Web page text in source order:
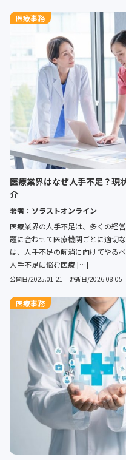
医療事務
医療業界はなぜ人手不足？現
介
著者：ソラストオンライン
医療業界の人手不足は、多くの経
題に合わせて医療機関ごとに適切
は、人手不足の解消に向けてやる
人手不足に悩む医療 […]
公開日/2025.01.21 更新日/2026.08.05
医療事務